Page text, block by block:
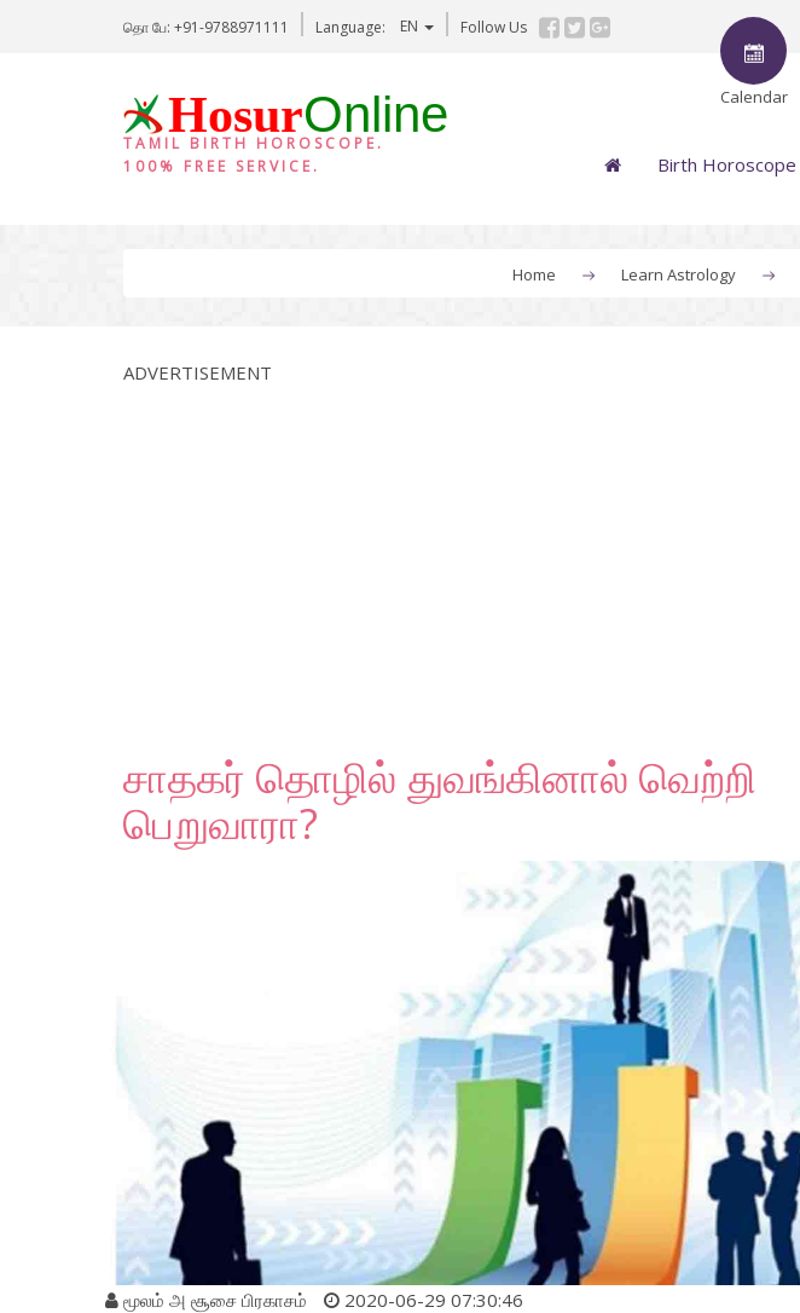
தொ பே: +91-9788971111 Language: EN Follow Us
Calendar
HosurOnline
TAMIL BIRTH HOROSCOPE.
100% FREE SERVICE.
Birth Horoscope
Home Learn Astrology
ADVERTISEMENT
சாதகர் தொழில் துவங்கினால் வெற்றி
பெறுவாரா?
மூலம் அ சூசை பிரகாசம் 2020-06-29 07:30:46